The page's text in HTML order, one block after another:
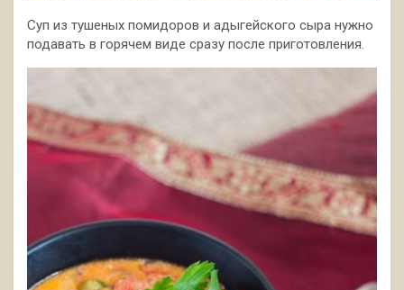
Суп из тушеных помидоров и адыгейского сыра нужно
подавать в горячем виде сразу после приготовления.